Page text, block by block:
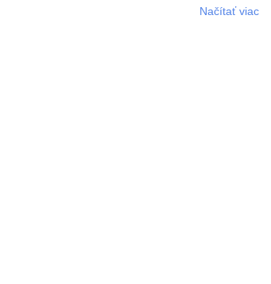
Načítať viac